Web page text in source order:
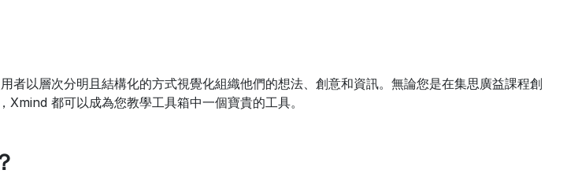
者以層次分明且結構化的方式視覺化組織他們的想法、創意和資訊。無論您是在集思廣益課程創
都可以成為您教學工具箱中一個寶貴的工具。